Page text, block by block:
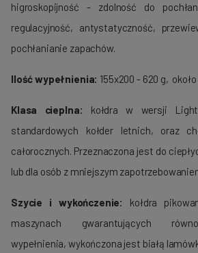
higroskopijność - zdolność do
regulacyjność, antystatyczność,
pochłanianie zapachów.
Ilość wypełnienia: 155x200 - 620 g,
Klasa cieplna: kołdra w wersji
standardowych kołder letnich, oraz
całorocznych. Przeznaczona jest do
lub dla osób z mniejszym
Szycie i wykończenie:
kołdra
maszynach gwarantujących
wypełnienia, wykończona jest białą